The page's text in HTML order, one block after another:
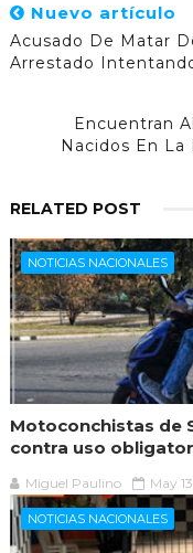
Nuevo artículo
Acusado De Matar
Arrestado
Encuentran
Nacidos En
RELATED POST
NOTICIAS NACIONALES
Motoconchistas de
contra uso
Miguel Paulino May
NOTICIAS NACIONALES